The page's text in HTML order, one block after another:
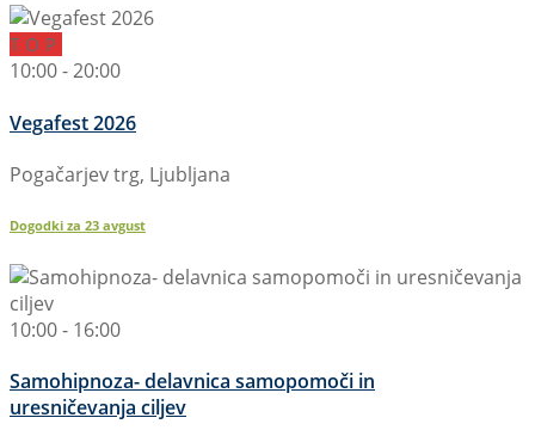
TOP
10:00 - 20:00
Vegafest 2026
Pogačarjev trg, Ljubljana
Dogodki za 23 avgust
10:00 - 16:00
Samohipnoza- delavnica samopomoči in
uresničevanja ciljev